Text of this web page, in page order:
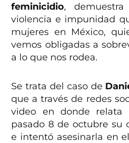
feminicidio,
violencia e impunidad
mujeres en México,
vemos obligadas a
a lo que nos rodea.
Se trata del caso de
que a través de redes
video en donde
pasado 8 de octubre su
e intentó asesinarla en el